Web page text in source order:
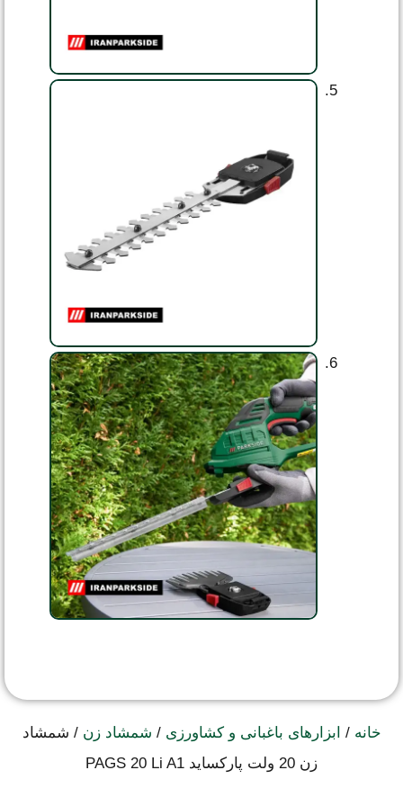
خانه / ابزارهای باغبانی و کشاورزی / شمشاد زن / شمشاد
زن 20 ولت پارکساید PAGS 20 Li A1